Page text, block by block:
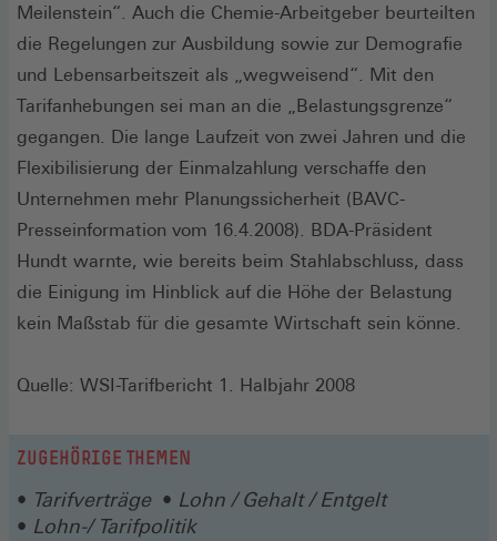
Meilenstein“. Auch die Chemie-Arbeitgeber beurteilten
die Regelungen zur Ausbildung sowie zur Demografie
und Lebensarbeitszeit als „wegweisend“. Mit den
Tarifanhebungen sei man an die „Belastungsgrenze“
gegangen. Die lange Laufzeit von zwei Jahren und die
Flexibilisierung der Einmalzahlung verschaffe den
Unternehmen mehr Planungssicherheit (BAVC-
Presseinformation vom 16.4.2008). BDA-Präsident
Hundt warnte, wie bereits beim Stahlabschluss, dass
die Einigung im Hinblick auf die Höhe der Belastung
kein Maßstab für die gesamte Wirtschaft sein könne.
Quelle: WSI-Tarifbericht 1. Halbjahr 2008
ZUGEHÖRIGE THEMEN
Tarifverträge
Lohn / Gehalt / Entgelt
Lohn-/ Tarifpolitik